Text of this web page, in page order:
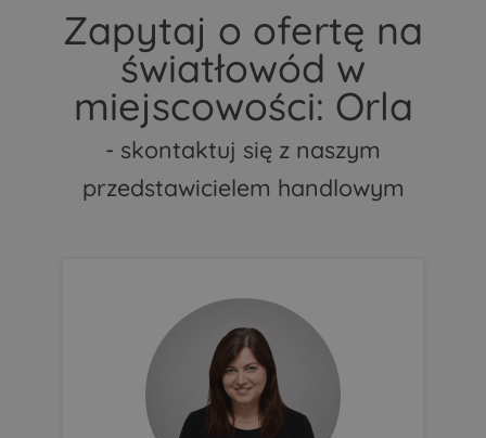
Zapytaj o ofertę na
światłowód w
miejscowości: Orla
- skontaktuj się z naszym
przedstawicielem handlowym